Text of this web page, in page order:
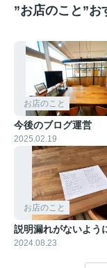
”お店のこと”お
お店のこと
今後のブログ運営
2025.02.19
お店のこと
説明漏れがないよう
2024.08.23